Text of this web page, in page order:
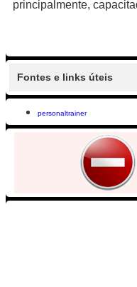
principalmente,
Fontes e links úteis
personaltrainer